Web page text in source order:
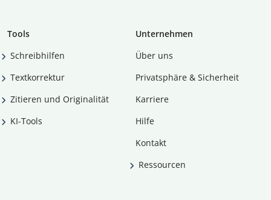
Tools
Schreibhilfen
Textkorrektur
Zitieren und Originalität
KI-Tools
Unternehmen
Über uns
Privatsphäre & Sicherheit
Karriere
Hilfe
Kontakt
Ressourcen